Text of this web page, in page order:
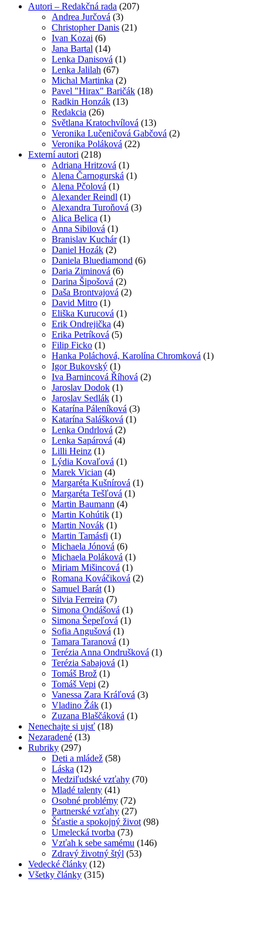
Autori – Redakčná rada (207)
Andrea Jurčová (3)
Christopher Danis (21)
Ivan Kozai (6)
Jana Bartal (14)
Lenka Danisová (1)
Lenka Jalilah (67)
Michal Martinka (2)
Pavel "Hirax" Baričák (18)
Radkin Honzák (13)
Redakcia (26)
Světlana Kratochvílová (13)
Veronika Lučeničová Gabčová (2)
Veronika Poláková (22)
Externí autori (218)
Adriana Hritzová (1)
Alena Čarnogurská (1)
Alena Pčolová (1)
Alexander Reindl (1)
Alexandra Turoňová (3)
Alica Belica (1)
Anna Sibilová (1)
Branislav Kuchár(1)
Daniel Hozák (2)
Daniela Bluediamond (6)
Daria Ziminová (6)
Darina Šipošová (2)
Daša Brontvajová (2)
David Mitro (1)
Eliška Kurucová (1)
Erik Ondrejička (4)
Erika Petríková (5)
Filip Ficko (1)
Hanka Poláchová, Karolína Chromková (1)
Igor Bukovský (1)
Iva Barnincová Říhová (2)
Jaroslav Dodok (1)
Jaroslav Sedlák (1)
Katarína Páleníková (3)
Katarína Salášková (1)
Lenka Ondrlová (2)
Lenka Sapárová (4)
Lilli Heinz (1)
Lýdia Kovaľová (1)
Marek Vician (4)
Margaréta Kušnírová (1)
Margaréta Tešľová (1)
Martin Baumann (4)
Martin Kohútik (1)
Martin Novák (1)
Martin Tamásfi (1)
Michaela Jónová (6)
Michaela Poláková (1)
Miriam Mišincová (1)
Romana Kováčiková (2)
Samuel Barát (1)
Silvia Ferreira (7)
Simona Ondášová (1)
Simona Šepeľová (1)
Sofia Angušová (1)
Tamara Taranová (1)
Terézia Anna Ondrušková (1)
Terézia Sabajová (1)
Tomáš Brož (1)
Tomáš Vepi (2)
Vanessa Zara Kráľová (3)
Vladino Žák (1)
Zuzana Blaščáková (1)
Nenechajte si ujsť (18)
Nezaradené (13)
Rubriky (297)
Deti a mládež (58)
Láska (12)
Medziľudské vzťahy (70)
Mladé talenty (41)
Osobné problémy (72)
Partnerské vzťahy (27)
Šťastie a spokojný život (98)
Umelecká tvorba (73)
Vzťah k sebe samému (146)
Zdravý životný štýl (53)
Vedecké články (12)
Všetky články (315)